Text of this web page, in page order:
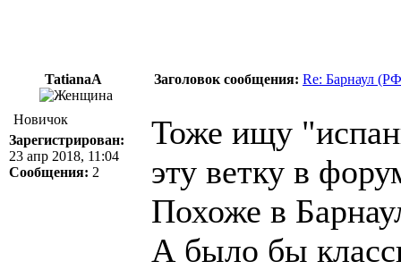
TatianaA Заголовок сообщения: Re: Барнаул
Новичок
Зарегистрирован:
23 апр 2018, 11:04
Сообщения: 2
Тоже ищу
эту ветку в
Похоже в
А было бы